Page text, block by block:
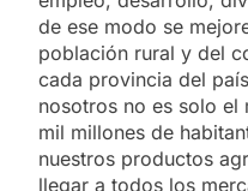
de ese modo se
población rural y del
cada provincia del
nosotros no es solo el
mil millones de
nuestros productos
llegar a todos los